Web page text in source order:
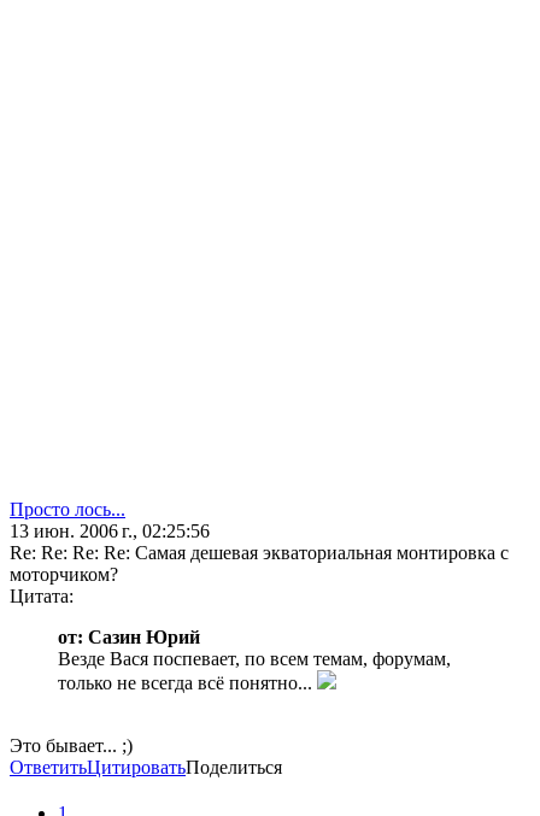
Просто лось...
13 июн. 2006 г., 02:25:56
Re: Re: Re: Re: Самая дешевая экваториальная монтировка с
моторчиком?
Цитата:
от: Сазин Юрий
Везде Вася поспевает, по всем темам, форумам,
только не всегда всё понятно...
Это бывает... ;)
ОтветитьЦитироватьПоделиться